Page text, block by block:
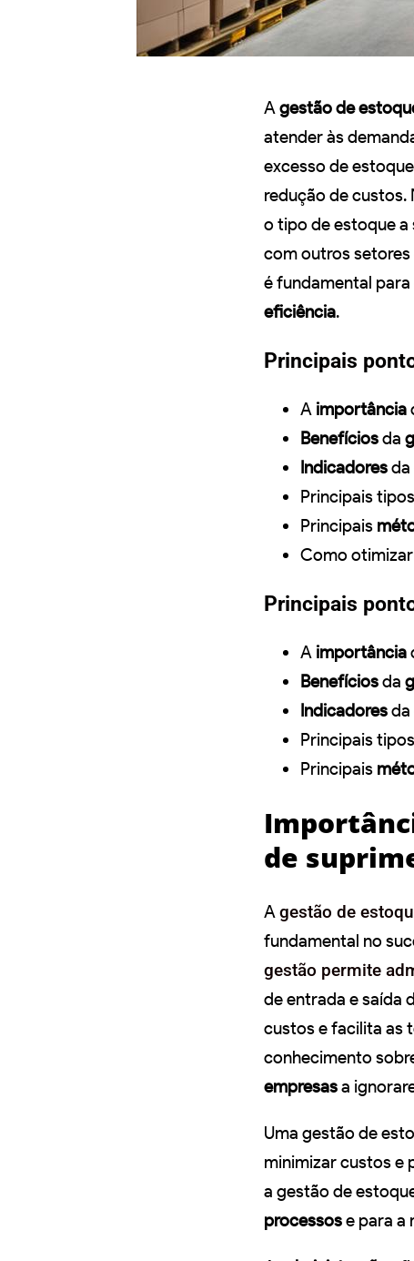
A gestão de
atender às
excesso de
redução de custos.
o tipo de estoque
com outros setores
é fundamental
eficiência.
Principais
A importância
Benefíciosda
Indicadoresda
Principais
Principais
Como
Principais
A importância
Benefíciosda
Indicadoresda
Principais
Principais
de
Agestão de
fundamental no
gestão permite
de entrada e saída
custos e facilita as
conhecimento
empresasa
Uma gestão de
minimizar custos e
a gestão de
processose para a